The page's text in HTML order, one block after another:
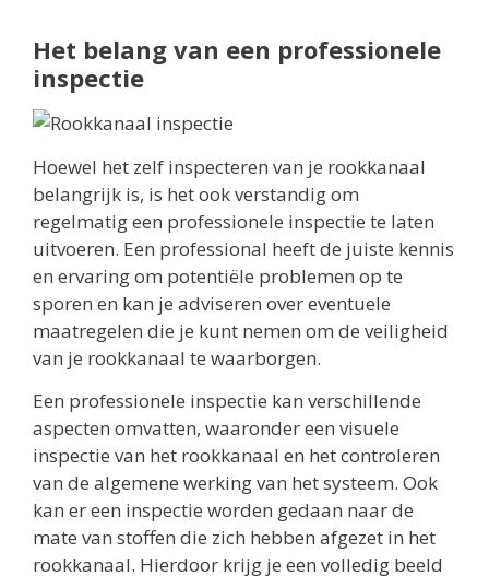
Het belang van een professionele
inspectie
Hoewel het zelf inspecteren van je rookkanaal
belangrijk is, is het ook verstandig om
regelmatig een professionele inspectie te laten
uitvoeren. Een professional heeft de juiste kennis
en ervaring om potentiële problemen op te
sporen en kan je adviseren over eventuele
maatregelen die je kunt nemen om de veiligheid
van je rookkanaal te waarborgen.
Een professionele inspectie kan verschillende
aspecten omvatten, waaronder een visuele
inspectie van het rookkanaal en het controleren
van de algemene werking van het systeem. Ook
kan er een inspectie worden gedaan naar de
mate van stoffen die zich hebben afgezet in het
rookkanaal. Hierdoor krijg je een volledig beeld